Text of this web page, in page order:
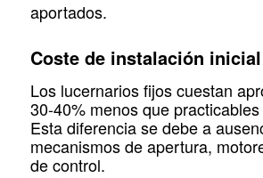
aportados.
Coste de instalación inicial
Los lucernarios fijos cuestan
30-40% menos que
Esta diferencia se debe a
mecanismos de apertura,
de control.